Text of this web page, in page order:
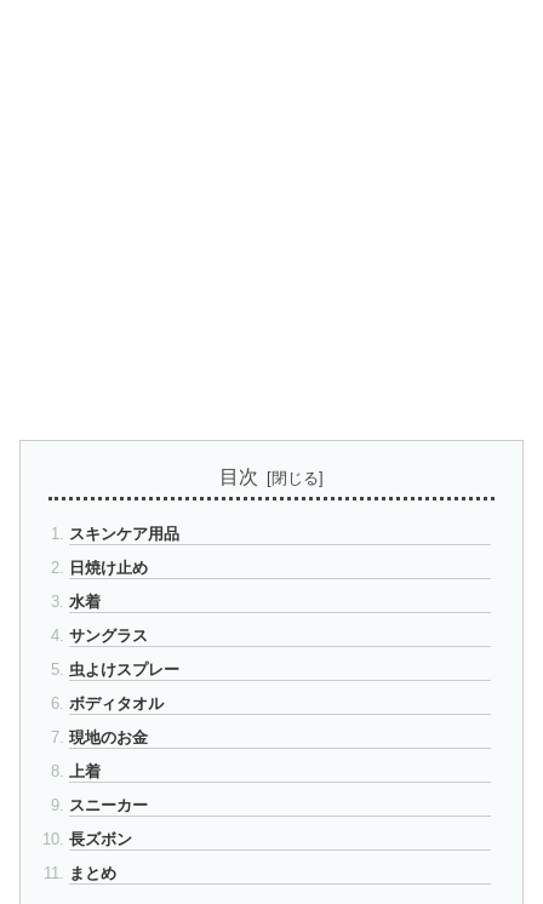
目次
スキンケア用品
日焼け止め
水着
サングラス
虫よけスプレー
ボディタオル
現地のお金
上着
スニーカー
長ズボン
まとめ